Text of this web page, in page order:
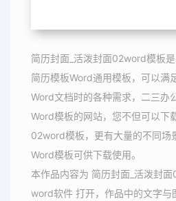
简历封面_活泼封面02word模板
简历模板Word通用模板，可以满
Word文档时的各种需求，二三办
Word模板的网站，您不但可以下
02word模板，更有大量的不同场
Word模板可供下载使用。
本作品内容为 简历封面_活泼封
word软件 打开，作品中的文字与